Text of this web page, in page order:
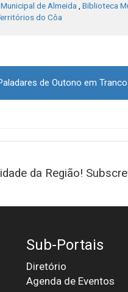
de Almeida, Biblioteca
do Côa
de Outono em
da Região!
Sub-Portais
Diretório
Agenda de Eventos